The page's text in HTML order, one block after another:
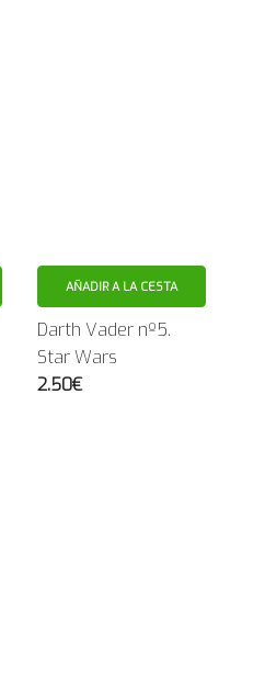
AÑADIR A LA CESTA
Darth Vader nº5.
Star Wars
2.50€